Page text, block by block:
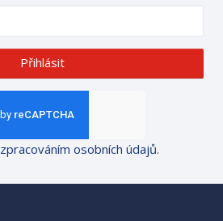
Přihlásit
zpracováním osobních údajů.